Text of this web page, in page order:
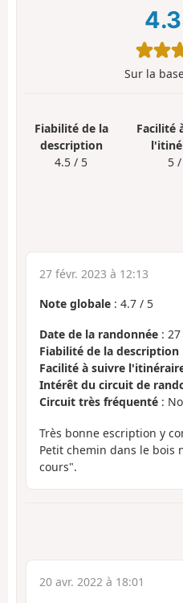
4.3
Sur la
Fiabilité de la
description
4.5 / 5
Facilité
5
27 févr. 2023 à 12:13
Note globale : 4.7 / 5
Date de la randonnée :
Fiabilité de la description
Facilité à suivre
Intérêt du circuit de
Circuit très fréquenté :
Très bonne escription y
Petit chemin dans le bois
cours".
20 avr. 2022 à 18:01